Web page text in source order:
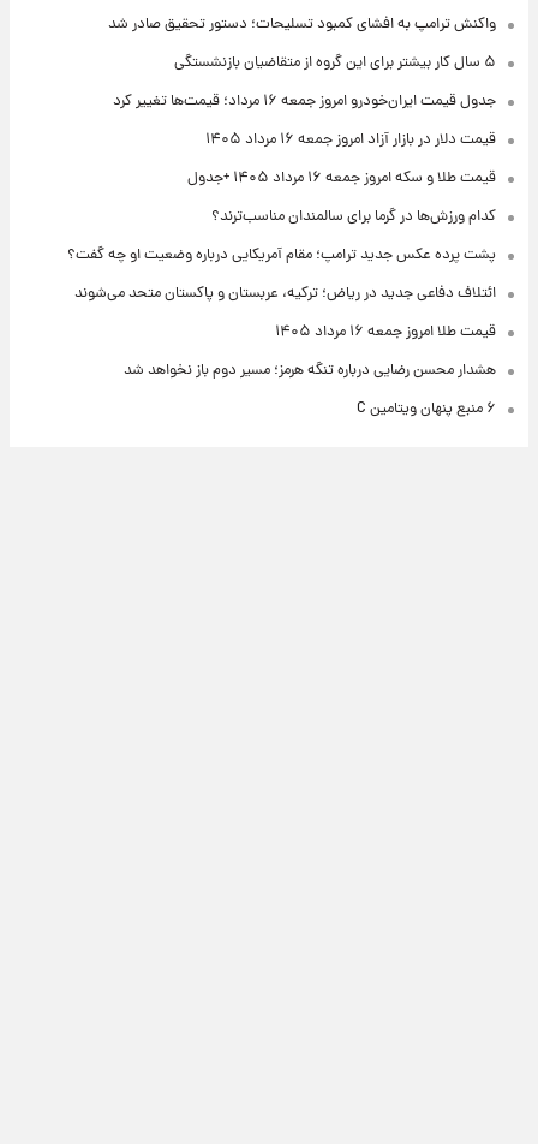
واکنش ترامپ به افشای کمبود تسلیحات؛ دستور تحقیق صادر شد
۵ سال کار بیشتر برای این گروه از متقاضیان بازنشستگی
جدول قیمت ایران‌خودرو امروز جمعه ۱۶ مرداد؛ قیمت‌ها تغییر کرد
قیمت دلار در بازار آزاد امروز جمعه ۱۶ مرداد ۱۴۰۵
قیمت طلا و سکه امروز جمعه ۱۶ مرداد ۱۴۰۵ +جدول
کدام ورزش‌ها در گرما برای سالمندان مناسب‌ترند؟
پشت پرده عکس جدید ترامپ؛ مقام آمریکایی درباره وضعیت او چه گفت؟
ائتلاف دفاعی جدید در ریاض؛ ترکیه، عربستان و پاکستان متحد می‌شوند
قیمت طلا امروز جمعه ۱۶ مرداد ۱۴۰۵
هشدار محسن رضایی درباره تنگه هرمز؛ مسیر دوم باز نخواهد شد
۶ منبع پنهان ویتامین C